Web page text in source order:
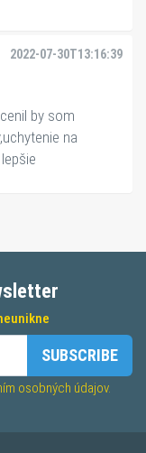
2022-07-30T13:16:39
by som
na
SUBSCRIBE
osobných údajov.